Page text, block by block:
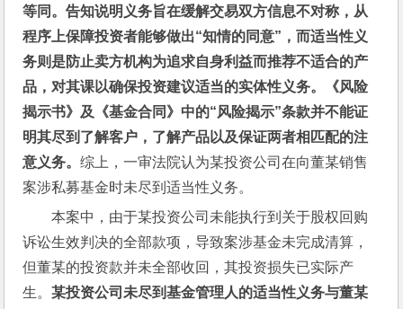
等同。告知说明义务旨在缓解交易双方信息不对称，从
程序上保障投资者能够做出“知情的同意” ，而适当性义
务则是防止卖方机构为追求自身利益而推荐不适合的产
品，对其课以确保投资建议适当的实体性义务。《风险
揭示书》及《基金合同》中的“风险揭示”条款并不能证
明其尽到了解客户，了解产品以及保证两者相匹配的注
意义务。综上，一审法院认为某投资公司在向董某销售
案涉私募基金时未尽到适当性义务。
本案中，由于某投资公司未能执行到关于股权回购
诉讼生效判决的全部款项，导致案涉基金未完成清算，
但董某的投资款并未全部收回，其投资损失已实际产
生。某投资公司未尽到基金管理人的适当性义务与董某